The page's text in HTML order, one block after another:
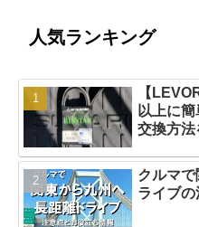
人気ランキング
【
以上に
交換方
クルマ
ライブ